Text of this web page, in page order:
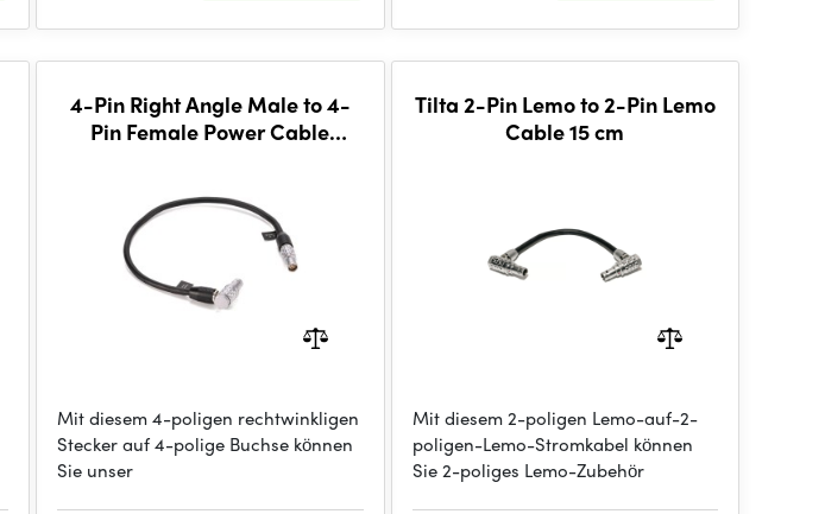
4-Pin Right Angle Male to 4-
Pin Female Power Cable
Mit diesem 4-poligen rechtwinkligen
Stecker auf 4-polige Buchse können
Sie unser
Tilta 2-Pin Lemo to 2-Pin Lemo
Cable 15 cm
Mit diesem 2-poligen Lemo-auf-2-
poligen-Lemo-Stromkabel können
Sie 2-poliges Lemo-Zubehör